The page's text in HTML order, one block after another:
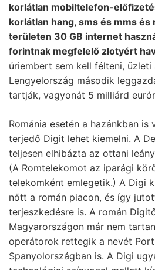
korlátlan mobiltelefon-
korlátlan hang, sms és mms és
területen 30 GB internet
forintnak megfelelő zlotyért
úriembert sem kell félteni,
Lengyelország második
tartják, vagyonát 5 milliárd
Románia esetén a hazánkban is
terjedő Digit lehet kiemelni. A
teljesen elhibázta az ottani
(A Romtelekomot az iparági
telekomként emlegetik.) A Digi
nőtt a román piacon, és így
terjeszkedésre is. A román
Magyarországon már nem
operátorok rettegik a nevét
Spanyolországban is. A Digi